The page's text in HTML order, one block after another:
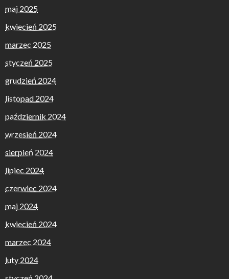
maj 2025
kwiecień 2025
marzec 2025
styczeń 2025
grudzień 2024
listopad 2024
październik 2024
wrzesień 2024
sierpień 2024
lipiec 2024
czerwiec 2024
maj 2024
kwiecień 2024
marzec 2024
luty 2024